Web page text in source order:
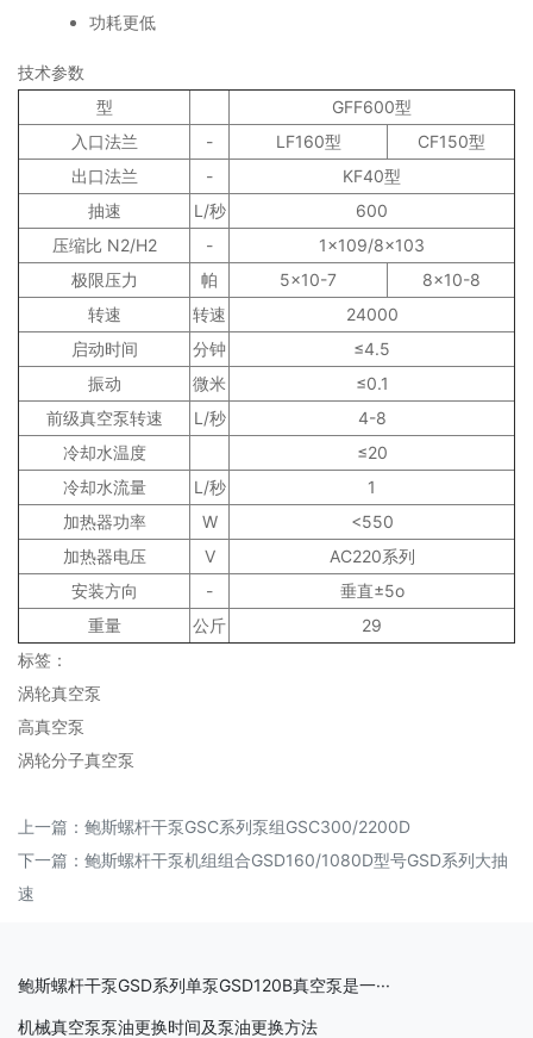
功耗更低
技术参数
型
GFF600型
入口法兰
- LF160型
CF150型
出口法兰
-
KF40型
抽速
L/秒
600
压缩比 N2/H2
-
1×109/8×103
极限压力
帕 5×10-7
8×10-8
转速
转速
24000
启动时间
分钟
≤4.5
振动
微米
≤0.1
前级真空泵转速
L/秒
4-8
冷却水温度
≤20
冷却水流量
L/秒
1
加热器功率
W
<550
加热器电压
V
AC220系列
安装方向
-
垂直±5o
重量
公斤
29
标签：
涡轮真空泵
高真空泵
涡轮分子真空泵
上一篇： 鲍斯螺杆干泵GSC系列泵组GSC300/2200D
下一篇： 鲍斯螺杆干泵机组组合GSD160/1080D型号GSD系列大抽
速
鲍斯螺杆干泵GSD系列单泵GSD120B真空泵是一···
机械真空泵泵油更换时间及泵油更换方法